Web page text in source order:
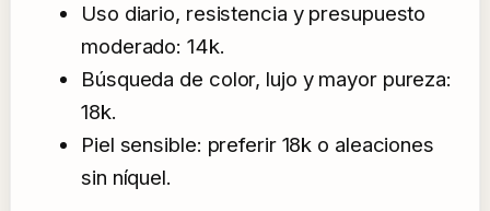
Uso diario, resistencia y presupuesto
moderado: 14k.
Búsqueda de color, lujo y mayor pureza:
18k.
Piel sensible: preferir 18k o aleaciones
sin níquel.